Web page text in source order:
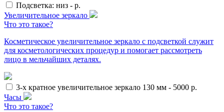
Подсветка: низ - р.
Увеличительное зеркало
Что это такое?
Косметическое увеличительное зеркало с подсветкой служит
для косметологических процедур и помогает рассмотреть
лицо в мельчайших деталях.
3-х кратное увеличительное зеркало 130 мм - 5000 р.
Часы
Что это такое?